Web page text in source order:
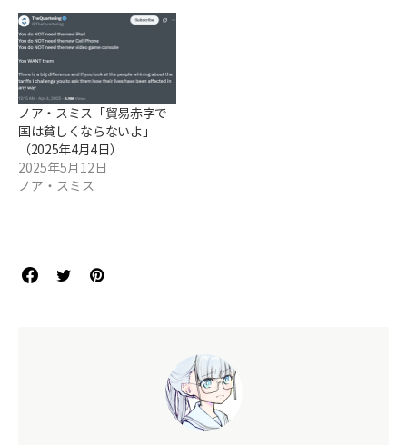
ノア・スミス「貿易赤字で
国は貧しくならないよ」
（2025年4月4日）
2025年5月12日
ノア・スミス